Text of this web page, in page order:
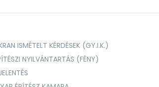
ISMÉTELT KÉRDÉSEK (GY.I.K.)
NYILVÁNTARTÁS (FÉNY)